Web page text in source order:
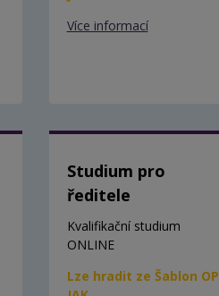
Více informací
Studium pro
ředitele
Kvalifikační studium
ONLINE
Lze hradit ze Šablon OP